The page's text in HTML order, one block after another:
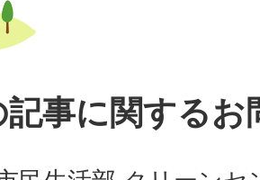
記事に関するお